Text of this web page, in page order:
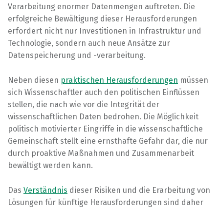
Verarbeitung enormer Datenmengen auftreten. Die
erfolgreiche Bewältigung dieser Herausforderungen
erfordert nicht nur Investitionen in Infrastruktur und
Technologie, sondern auch neue Ansätze zur
Datenspeicherung und -verarbeitung.
Neben diesen praktischen Herausforderungen müssen
sich Wissenschaftler auch den politischen Einflüssen
stellen, die nach wie vor die Integrität der
wissenschaftlichen Daten bedrohen. Die Möglichkeit
politisch motivierter Eingriffe in die wissenschaftliche
Gemeinschaft stellt eine ernsthafte Gefahr dar, die nur
durch proaktive Maßnahmen und Zusammenarbeit
bewältigt werden kann.
Das Verständnis dieser Risiken und die Erarbeitung von
Lösungen für künftige Herausforderungen sind daher